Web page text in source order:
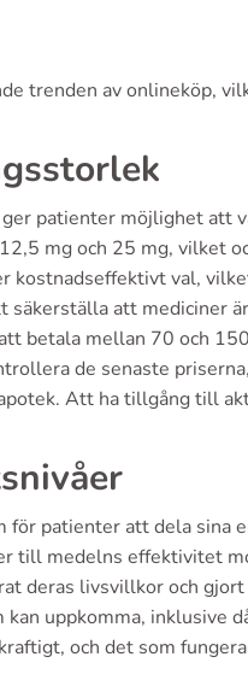
trenden av onlineköp,
patienter möjlighet att
mg och 25 mg, vilket
val,
säkerställa att mediciner
betala mellan 70 och
de senaste
Att ha tillgång till
patienter att dela sina
till medelns effektivitet
deras livsvillkor och
uppkomma, inklusive
och det som